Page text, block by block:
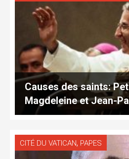
Causes des saints:
Magdeleine et Jean-
CITÉ DU VATICAN, PAPES